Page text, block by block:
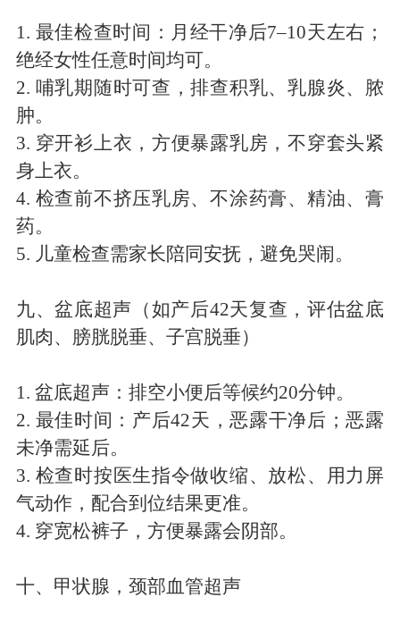
1. 最佳检查时间：月经干净后7–10天左右；
绝经女性任意时间均可。
2. 哺乳期随时可查，排查积乳、乳腺炎、脓
肿。
3. 穿开衫上衣，方便暴露乳房，不穿套头紧
身上衣。
4. 检查前不挤压乳房、不涂药膏、精油、膏
药。
5. 儿童检查需家长陪同安抚，避免哭闹。
九、盆底超声（如产后42天复查，评估盆底
肌肉、膀胱脱垂、子宫脱垂）
1. 盆底超声：排空小便后等候约20分钟。
2. 最佳时间：产后42天，恶露干净后；恶露
未净需延后。
3. 检查时按医生指令做收缩、放松、用力屏
气动作，配合到位结果更准。
4. 穿宽松裤子，方便暴露会阴部。
十、甲状腺，颈部血管超声